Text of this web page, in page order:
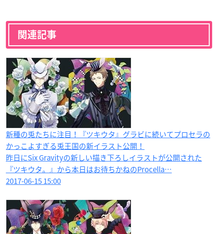
関連記事
新種の兎たちに注目！『ツキウタ』グラビに続いてプロセラの
かっこよすぎる兎王国の新イラスト公開！
昨日にSix Gravityの新しい描き下ろしイラストが公開された
『ツキウタ。』から本日はお待ちかねのProcella…
2017-06-15 15:00